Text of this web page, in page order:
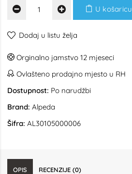
U košaricu
Dodaj u listu želja
Orginalno jamstvo 12 mjeseci
Ovlašteno prodajno mjesto u RH
Dostupnost: Po narudžbi
Brand: Alpeda
Šifra: AL30105000006
OPIS RECENZIJE (0)